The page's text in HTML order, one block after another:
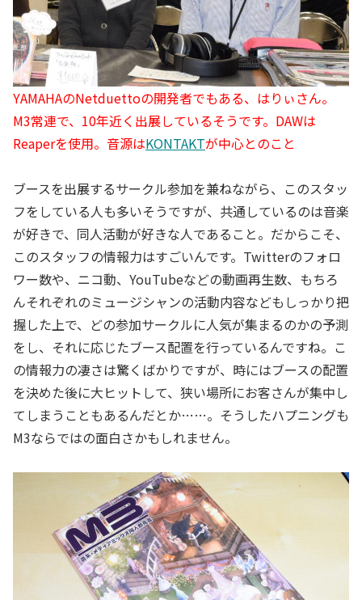
YAMAHAのNetduettoの開発者でもある、はりぃさん。
M3常連で、10年近く出展しているそうです。DAWは
Reaperを使用。音源はKONTAKTが中心とのこと
ブースを出展するサークル参加を兼ねながら、このスタッ
フをしている人も多いそうですが、共通しているのは音楽
が好きで、同人活動が好きな人であること。だからこそ、
このスタッフの情報力はすごいんです。Twitterのフォロ
ワー数や、ニコ動、YouTubeなどの動画再生数、もちろ
んそれぞれのミュージシャンの活動内容などもしっかり把
握した上で、どの参加サークルに人気が集まるのかの予測
をし、それに応じたブース配置を行っているんですね。こ
の情報力の凄さは驚くばかりですが、時にはブースの配置
を決めた後に大ヒットして、狭い場所にお客さんが集中し
てしまうこともあるんだとか……。そうしたハプニングも
M3ならではの面白さかもしれません。